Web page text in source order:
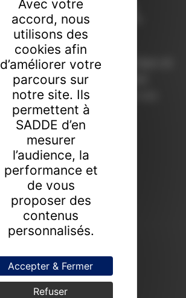
de tout,
de rien
priseurs de père en fils à Dijon et
depuis 1908. Une expertise
pour révéler la valeur de vos
collections.
FAIRE ESTIMER UN BIEN
PROCHAINES VENTES
Avec votre
accord, nous
utilisons des
cookies afin
d’améliorer votre
parcours sur
notre site. Ils
permettent à
SADDE d’en
mesurer
l’audience, la
performance et
de vous
proposer des
contenus
personnalisés.
Accepter & Fermer
Refuser